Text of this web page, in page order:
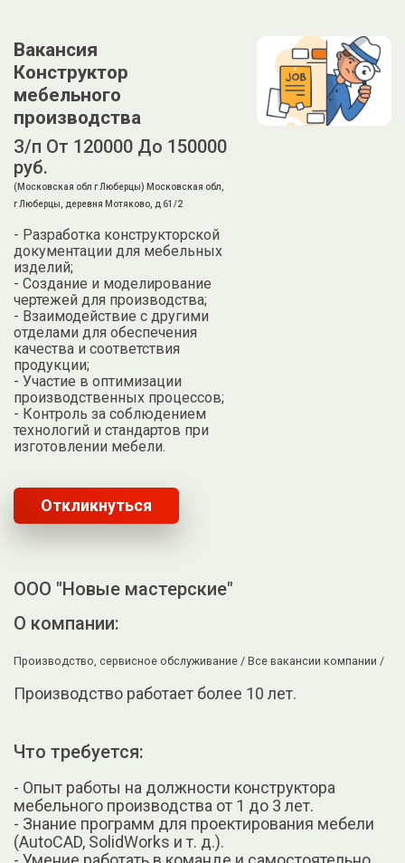
Вакансия
Конструктор
мебельного
производства
З/п От 120000 До 150000
руб.
(Московская обл г Люберцы) Московская обл,
г Люберцы, деревня Мотяково, д 61/2
- Разработка конструкторской
документации для мебельных
изделий;
- Создание и моделирование
чертежей для производства;
- Взаимодействие с другими
отделами для обеспечения
качества и соответствия
продукции;
- Участие в оптимизации
производственных процессов;
- Контроль за соблюдением
технологий и стандартов при
изготовлении мебели.
Откликнуться
ООО "Новые мастерские"
О компании:
Производство, сервисное обслуживание / Все вакансии компании /
Производство работает более 10 лет.
Что требуется:
- Опыт работы на должности конструктора
мебельного производства от 1 до 3 лет.
- Знание программ для проектирования мебели
(AutoCAD, SolidWorks и т. д.).